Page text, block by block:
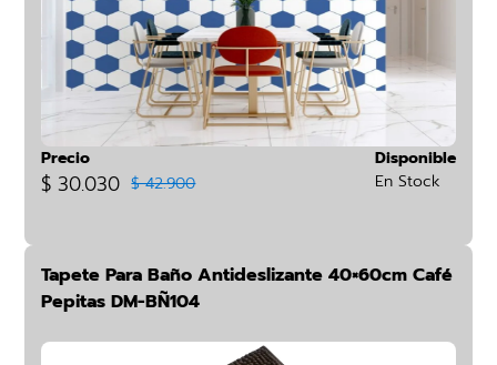
Precio
$ 30.030 $ 42.900
Disponible
En Stock
Tapete Para Baño Antideslizante 40×60cm Café
Pepitas DM-BÑ104